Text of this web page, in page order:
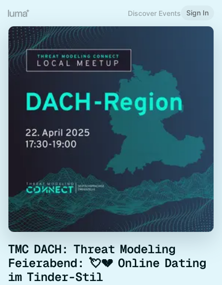
Discover Events Sign In
TMC DACH: Threat Modeling
Feierabend: 💘💔 Online Dating
im Tinder-Stil